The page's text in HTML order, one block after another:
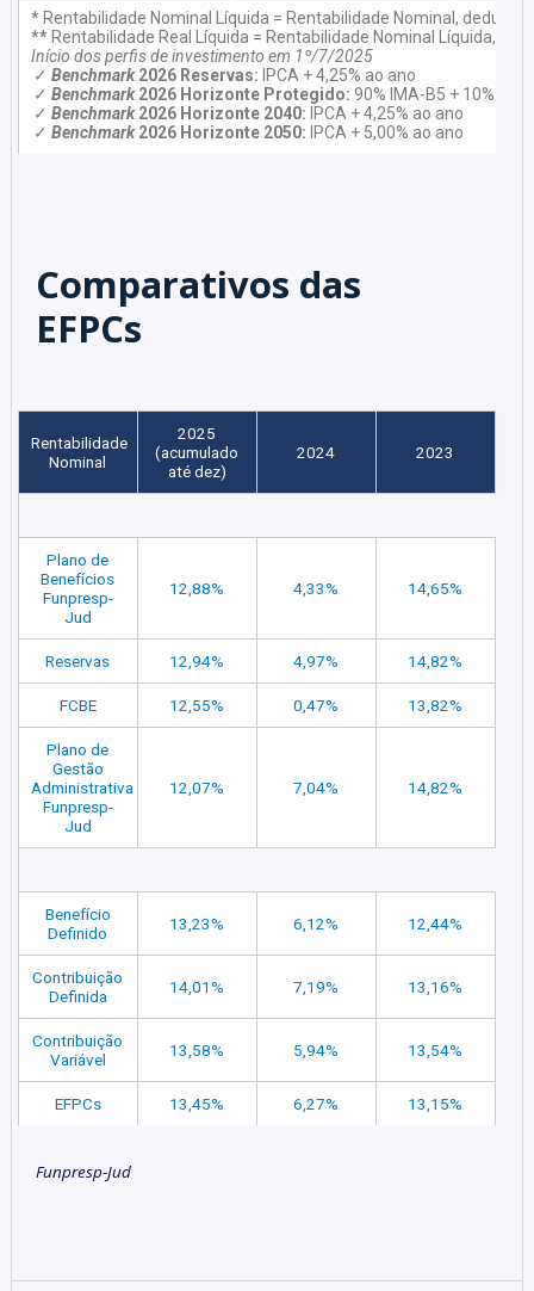
*Rentabilidade Nominal Líquida = Rentabilidade Nominal,
**Rentabilidade Real Líquida = Rentabilidade Nominal Líquida,
Início dos perfis de investimento em 1º/7/2025
Benchmark2026 Reservas: IPCA + 4,25% ao ano
Benchmark2026 Horizonte Protegido: 90% IMA-B5 + 10% DI
Benchmark2026 Horizonte 2040: IPCA + 4,25% ao ano
Benchmark2026 Horizonte 2050: IPCA + 5,00% ao ano
Comparativos das
EFPCs
Rentabilidade
Nominal
2025
(acumulado
até dez)
2024 2023
Plano de
Benefícios
Funpresp-
Jud
12,88% 4,33% 14,65%
Reservas 12,94% 4,97% 14,82%
FCBE 12,55% 0,47% 13,82%
Plano de
Gestão
Administrativa
Funpresp-
Jud
12,07% 7,04% 14,82%
Benefício
Definido
13,23% 6,12% 12,44%
Contribuição
Definida
14,01% 7,19% 13,16%
Contribuição
Variável
13,58% 5,94% 13,54%
EFPCs 13,45% 6,27% 13,15%
Funpresp-Jud